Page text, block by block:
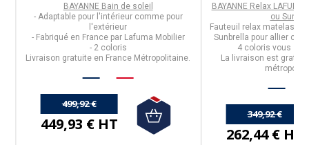
BAYANNE Bain de soleil
- Adaptable pour l'intérieur comme pour
l'extérieur
- Fabriqué en FranceparLafuma Mobilier
- 2 coloris
Livraison gratuite en France Métropolitaine.
499,92 €
449,93 € HT
BAYANNE Relax
ou
Fauteuil relax matelassé
Sunbrella pour allier
4 coloris vous
La livraison est
349,92 €
262,44 € HT